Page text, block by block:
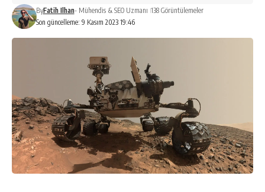
Son güncelleme: 9 Kasım 2023 19:46
ByFatih Ilhan- Mühendis & SEO Uzmanı 138 Görüntülemeler